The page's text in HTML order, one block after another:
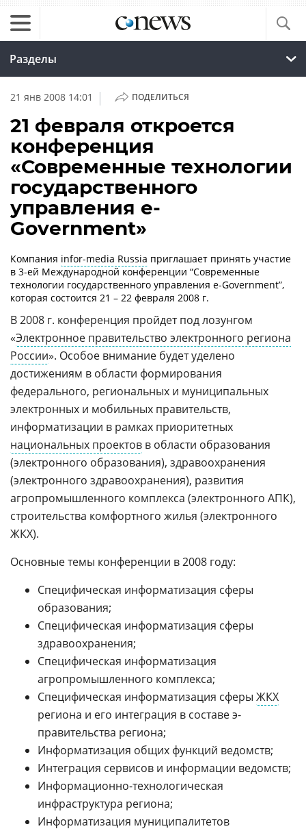
Разделы
21 янв 2008 14:01 | ПОДЕЛИТЬСЯ
21 февраля откроется
конференция
«Современные технологии
государственного
управления е-
Government»
Компания infor-media Russia приглашает принять участие
в 3-ей Международной конференции “Современные
технологии государственного управления е-Government”,
которая состоится 21 – 22 февраля 2008 г.
В 2008 г. конференция пройдет под лозунгом
«Электронное правительство электронного региона
России». Особое внимание будет уделено
достижениям в области формирования
федерального, региональных и муниципальных
электронных и мобильных правительств,
информатизации в рамках приоритетных
национальных проектов в области образования
(электронного образования), здравоохранения
(электронного здравоохранения), развития
агропромышленного комплекса (электронного АПК),
строительства комфортного жилья (электронного
ЖКХ).
Основные темы конференции в 2008 году:
Специфическая информатизация сферы
образования;
Специфическая информатизация сферы
здравоохранения;
Специфическая информатизация
агропромышленного комплекса;
Специфическая информатизация сферы ЖКХ
региона и его интеграция в составе э-
правительства региона;
Информатизация общих функций ведомств;
Интеграция сервисов и информации ведомств;
Информационно-технологическая
инфраструктура региона;
Информатизация муниципалитетов